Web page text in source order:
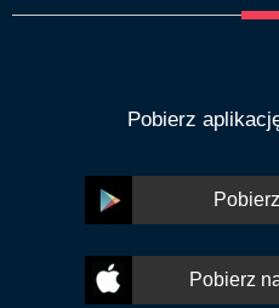
Pobierz
Pobierz